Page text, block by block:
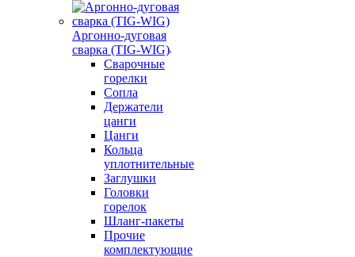
Аргонно-дуговая
сварка (TIG-WIG)
Сварочные
горелки
Сопла
Держатели
цанги
Цанги
Кольца
уплотнительные
Заглушки
Головки
горелок
Шланг-пакеты
Прочие
комплектующие